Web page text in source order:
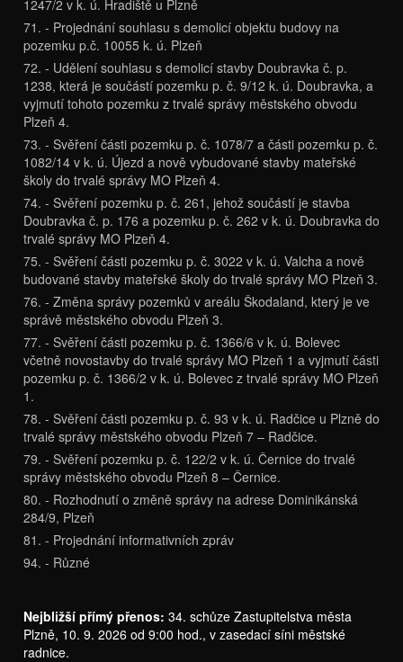
1247/2 v k. ú. Hradiště u Plzně
71. - Projednání souhlasu s demolicí objektu budovy na
pozemku p.č. 10055 k. ú. Plzeň
72. - Udělení souhlasu s demolicí stavby Doubravka č. p.
1238, která je součástí pozemku p. č. 9/12 k. ú. Doubravka, a
vyjmutí tohoto pozemku z trvalé správy městského obvodu
Plzeň 4.
73. - Svěření části pozemku p. č. 1078/7 a části pozemku p. č.
1082/14 v k. ú. Újezd a nově vybudované stavby mateřské
školy do trvalé správy MO Plzeň 4.
74. - Svěření pozemku p. č. 261, jehož součástí je stavba
Doubravka č. p. 176 a pozemku p. č. 262 v k. ú. Doubravka do
trvalé správy MO Plzeň 4.
75. - Svěření části pozemku p. č. 3022 v k. ú. Valcha a nově
budované stavby mateřské školy do trvalé správy MO Plzeň 3.
76. - Změna správy pozemků v areálu Škodaland, který je ve
správě městského obvodu Plzeň 3.
77. - Svěření části pozemku p. č. 1366/6 v k. ú. Bolevec
včetně novostavby do trvalé správy MO Plzeň 1 a vyjmutí části
pozemku p. č. 1366/2 v k. ú. Bolevec z trvalé správy MO Plzeň
1.
78. - Svěření části pozemku p. č. 93 v k. ú. Radčice u Plzně do
trvalé správy městského obvodu Plzeň 7 – Radčice.
79. - Svěření pozemku p. č. 122/2 v k. ú. Černice do trvalé
správy městského obvodu Plzeň 8 – Černice.
80. - Rozhodnutí o změně správy na adrese Dominikánská
284/9, Plzeň
81. - Projednání informativních zpráv
94. - Různé
Nejbližší přímý přenos: 34. schůze Zastupitelstva města
Plzně, 10. 9. 2026 od 9:00 hod., v zasedací síni městské
radnice.